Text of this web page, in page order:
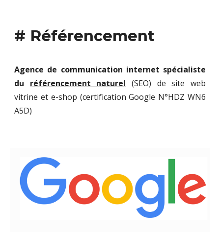
# Référencement
Agence de communication internet spécialiste
du référencement naturel (SEO) de site web
vitrine et e-shop (certification Google N°HDZ WN6
A5D)